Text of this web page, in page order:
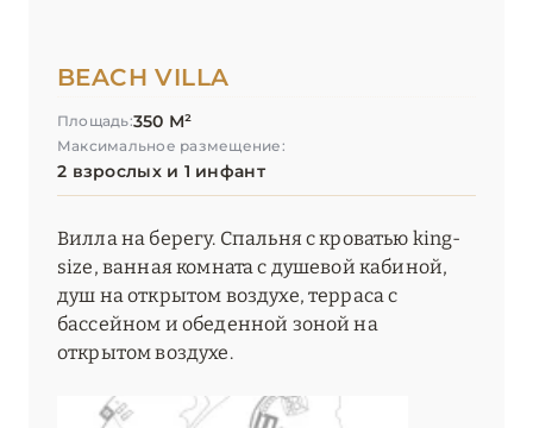
BEACH VILLA
Площадь:350 М²
Максимальное размещение:
2 взрослых и 1 инфант
Вилла на берегу. Спальня с кроватью king-
size, ванная комната с душевой кабиной,
душ на открытом воздухе, терраса с
бассейном и обеденной зоной на
открытом воздухе.